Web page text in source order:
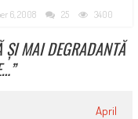
6, 2008 25 3400
MAI DEGRADANTĂ
”
April